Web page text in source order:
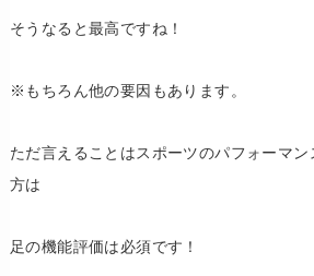
そうなると最高ですね！
※もちろん他の要因もあります。
ただ言えることはスポーツのパフォーマン
方は
足の機能評価は必須です！